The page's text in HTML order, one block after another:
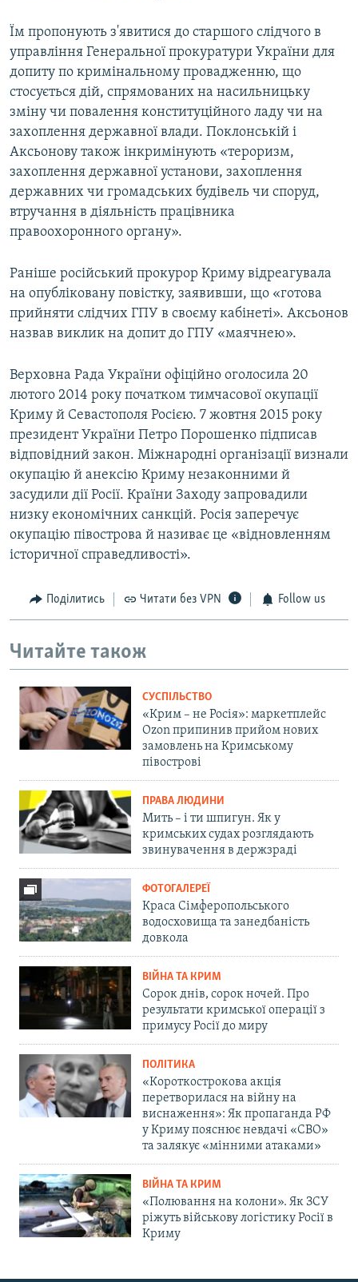
Їм пропонують з'явитися до старшого слідчого в
управління Генеральної прокуратури України для
допиту по кримінальному провадженню, що
стосується дій, спрямованих на насильницьку
зміну чи повалення конституційного ладу чи на
захоплення державної влади. Поклонській і
Аксьонову також інкримінують «тероризм,
захоплення державної установи, захоплення
державних чи громадських будівель чи споруд,
втручання в діяльність працівника
правоохоронного органу».
Раніше російський прокурор Криму відреагувала
на опубліковану повістку, заявивши, що «готова
прийняти слідчих ГПУ в своєму кабінеті». Аксьонов
назвав виклик на допит до ГПУ «маячнею».
Верховна Рада України офіційно оголосила 20
лютого 2014 року початком тимчасової окупації
Криму й Севастополя Росією. 7 жовтня 2015 року
президент України Петро Порошенко підписав
відповідний закон. Міжнародні організації визнали
окупацію й анексію Криму незаконними й
засудили дії Росії. Країни Заходу запровадили
низку економічних санкцій. Росія заперечує
окупацію півострова й називає це «відновленням
історичної справедливості».
Поділитись Читати без VPN Follow us
Читайте також
СУСПІЛЬСТВО
«Крим – не Росія»: маркетплейс
Ozon припинив прийом нових
замовлень на Кримському
півострові
ПРАВА ЛЮДИНИ
Мить – і ти шпигун. Як у
кримських судах розглядають
звинувачення в держзраді
ФОТОГАЛЕРЕЇ
Краса Сімферопольського
водосховища та занедбаність
довкола
ВІЙНА ТА КРИМ
Сорок днів, сорок ночей. Про
результати кримської операції з
примусу Росії до миру
ПОЛІТИКА
«Короткострокова акція
перетворилася на війну на
виснаження»: Як пропаганда РФ
у Криму пояснює невдачі «СВО»
та залякує «мінними атаками»
ВІЙНА ТА КРИМ
«Полювання на колони». Як ЗСУ
ріжуть військову логістику Росії в
Криму